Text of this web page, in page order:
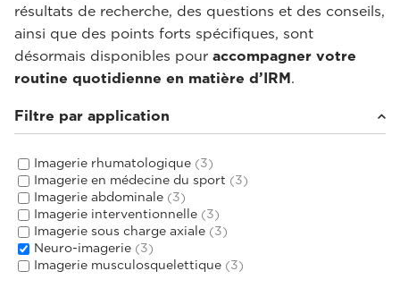
résultats de recherche, des questions et des conseils,
ainsi que des points forts spécifiques, sont
désormais disponibles pour accompagner votre
routine quotidienne en matière d’IRM.
Filtre par application
Imagerie rhumatologique (3)
Imagerie en médecine du sport (3)
Imagerie abdominale (3)
Imagerie interventionnelle (3)
Imagerie sous charge axiale (3)
Neuro-imagerie (3)
Imagerie musculosquelettique (3)